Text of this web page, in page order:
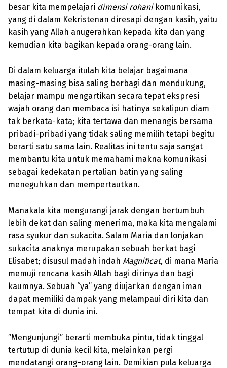
besar kita mempelajari dimensi rohanikomunikasi,
yang di dalam Kekristenan diresapi dengan kasih, yaitu
kasih yang Allah anugerahkan kepada kita dan yang
kemudian kita bagikan kepada orang-orang lain.
Di dalam keluarga itulah kita belajar bagaimana
masing-masing bisa saling berbagi dan mendukung,
belajar mampu mengartikan secara tepat ekspresi
wajah orang dan membaca isi hatinya sekalipun diam
tak berkata-kata; kita tertawa dan menangis bersama
pribadi-pribadi yang tidak saling memilih tetapi begitu
berarti satu sama lain. Realitas ini tentu saja sangat
membantu kita untuk memahami makna komunikasi
sebagai kedekatan pertalian batin yang saling
meneguhkan dan mempertautkan.
Manakala kita mengurangi jarak dengan bertumbuh
lebih dekat dan saling menerima, maka kita mengalami
rasa syukur dan sukacita. Salam Maria dan lonjakan
sukacita anaknya merupakan sebuah berkat bagi
Elisabet; disusul madah indah Magnificat, di mana Maria
memuji rencana kasih Allah bagi dirinya dan bagi
kaumnya. Sebuah “ya” yang diujarkan dengan iman
dapat memiliki dampak yang melampaui diri kita dan
tempat kita di dunia ini.
”Mengunjungi” berarti membuka pintu, tidak tinggal
tertutup di dunia kecil kita, melainkan pergi
mendatangi orang-orang lain. Demikian pula keluarga